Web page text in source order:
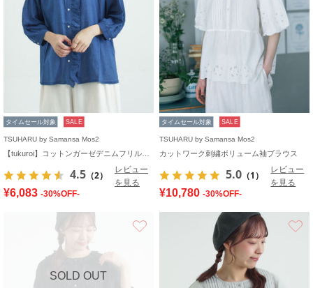
タイムセール対象 SALE
TSUHARU by Samansa Mos2
4.5 （2）
レビュー
を見る
¥6,083 -30%OFF-
タイムセール対象 SALE
TSUHARU by Samansa Mos2
カットワーク刺繍ボリューム袖ブラウス
5.0 （1）
レビュー
を見る
¥10,780 -30%OFF-
SOLD OUT